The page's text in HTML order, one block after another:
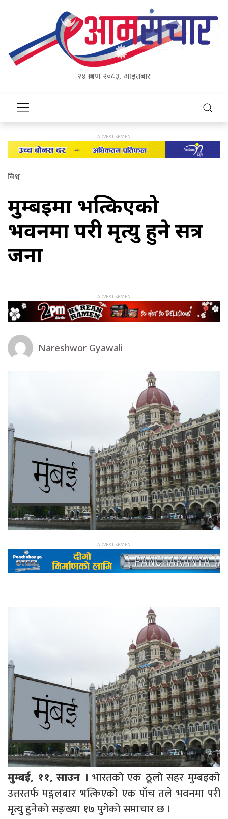
२४ श्रावण २०८३, आइतबार
विश्व
मुम्बईमा भत्किएको
भवनमा परी मृत्यु हुने सत्र
जना
Nareshwor Gyawali
मुम्बई, ११, साउन । भारतको एक ठूलो सहर मुम्बइको
उत्तरतर्फ मङ्गलबार भत्किएको एक पाँच तले भवनमा परी
मृत्यु हुनेको सङ्ख्या १७ पुगेको समाचार छ ।